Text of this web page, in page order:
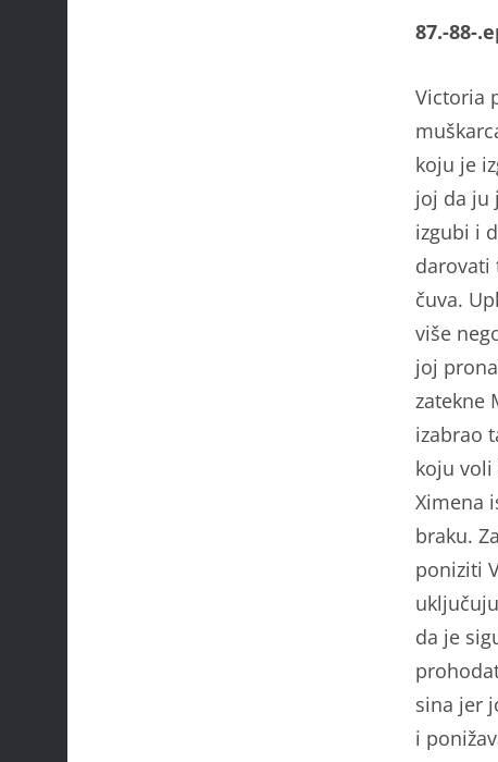
87.-88-
Victoria
koju je
joj da ju
izgubi i
darovati
čuva.
više
joj
zatekne
izabrao
koju voli
Ximena
braku.
poniziti
da je
sina jer
i